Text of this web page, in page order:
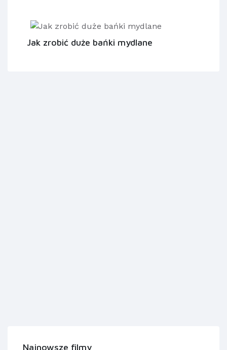
Jak zrobić duże bańki mydlane
Najnowsze filmy